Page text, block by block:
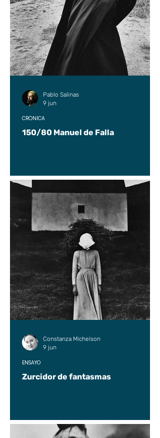
150/80 Manuel de Falla
CRÓNICA
Pablo Salinas
9 jun
Zurcidor de fantasmas
ENSAYO
Constanza Michelson
9 jun